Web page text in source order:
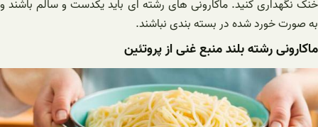
خنک نگهداری کنید. ماکارونی های رشته ای باید یکدست و سالم باشند و
به صورت خورد شده در بسته بندی نباشند.
ماکارونی رشته بلند منبع غنی از پروتئین